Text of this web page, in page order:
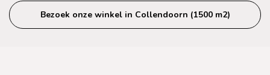
Bezoek onze winkel in Collendoorn (1500 m2)